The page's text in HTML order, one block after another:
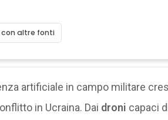
altre fonti
artificiale in campo militare
in Ucraina. Dai droni capaci